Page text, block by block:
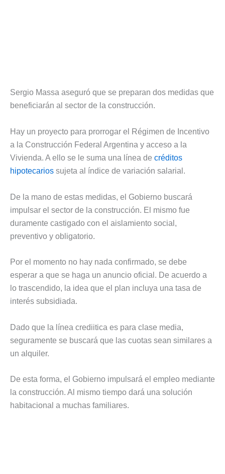
Sergio Massa aseguró que se preparan dos medidas que
beneficiarán al sector de la construcción.
Hay un proyecto para prorrogar el Régimen de Incentivo
a la Construcción Federal Argentina y acceso a la
Vivienda. A ello se le suma una línea de créditos
hipotecarios sujeta al índice de variación salarial.
De la mano de estas medidas, el Gobierno buscará
impulsar el sector de la construcción. El mismo fue
duramente castigado con el aislamiento social,
preventivo y obligatorio.
Por el momento no hay nada confirmado, se debe
esperar a que se haga un anuncio oficial. De acuerdo a
lo trascendido, la idea que el plan incluya una tasa de
interés subsidiada.
Dado que la línea crediitica es para clase media,
seguramente se buscará que las cuotas sean similares a
un alquiler.
De esta forma, el Gobierno impulsará el empleo mediante
la construcción. Al mismo tiempo dará una solución
habitacional a muchas familiares.